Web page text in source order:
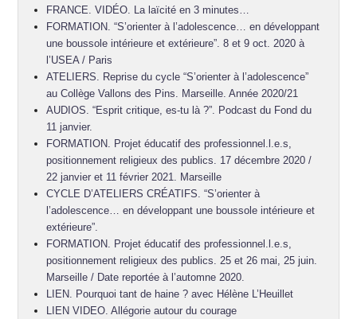
FRANCE. VIDÉO. La laïcité en 3 minutes…
FORMATION. “S’orienter à l’adolescence… en développant
une boussole intérieure et extérieure”. 8 et 9 oct. 2020 à
l’USEA / Paris
ATELIERS. Reprise du cycle “S’orienter à l’adolescence”
au Collège Vallons des Pins. Marseille. Année 2020/21
AUDIOS. “Esprit critique, es-tu là ?”. Podcast du Fond du
11 janvier.
FORMATION. Projet éducatif des professionnel.l.e.s,
positionnement religieux des publics. 17 décembre 2020 /
22 janvier et 11 février 2021. Marseille
CYCLE D’ATELIERS CRÉATIFS. “S’orienter à
l’adolescence… en développant une boussole intérieure et
extérieure”.
FORMATION. Projet éducatif des professionnel.l.e.s,
positionnement religieux des publics. 25 et 26 mai, 25 juin.
Marseille / Date reportée à l’automne 2020.
LIEN. Pourquoi tant de haine ? avec Hélène L’Heuillet
LIEN VIDEO. Allégorie autour du courage